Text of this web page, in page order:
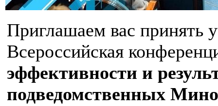
Приглашаем вас принять
Всероссийская
эффективности и
подведомственных